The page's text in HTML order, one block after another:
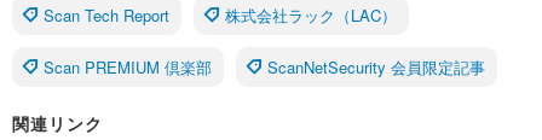
Scan Tech Report 株式会社ラック（LAC）
Scan PREMIUM 倶楽部 ScanNetSecurity 会員限定記事
関連リンク